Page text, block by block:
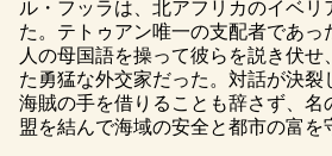
ル・フッラは、北アフリカのイベリ
た。テトゥアン唯一の支配者であ
人の母国語を操って彼らを説き伏せ
た勇猛な外交家だった。対話が決裂
海賊の手を借りることも辞さず、名
盟を結んで海域の安全と都市の富を